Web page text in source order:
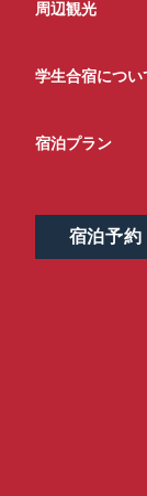
周辺観光
学生合宿につい
宿泊プラン
宿泊予約